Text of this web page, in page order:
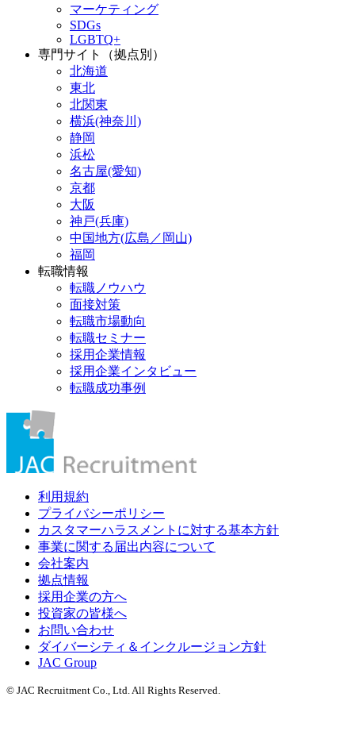
マーケティング
SDGs
LGBTQ+
専門サイト（拠点別）
北海道
東北
北関東
横浜(神奈川)
静岡
浜松
名古屋(愛知)
京都
大阪
神戸(兵庫)
中国地方(広島／岡山)
福岡
転職情報
転職ノウハウ
面接対策
転職市場動向
転職セミナー
採用企業情報
採用企業インタビュー
転職成功事例
利用規約
プライバシーポリシー
カスタマーハラスメントに対する基本方針
事業に関する届出内容について
会社案内
拠点情報
採用企業の方へ
投資家の皆様へ
お問い合わせ
ダイバーシティ＆インクルージョン方針
JAC Group
© JAC Recruitment Co., Ltd. All Rights Reserved.